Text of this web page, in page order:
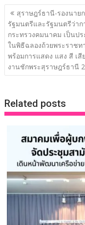
e
b
o
o
k
itt
er
k
e
dI
n
e
แนะแนว
เรื่อง
สุราษฎร์ธานี-รองนายก
รัฐมนตรีและรัฐมนตรีว่าก
กระทรวงคมนาคม เป็นป
ในพิธีฉลองถ้วยพระราชท
พร้อมการแสดง แสง สี เสี
งานชักพระสุราษฎร์ธานี
Related posts